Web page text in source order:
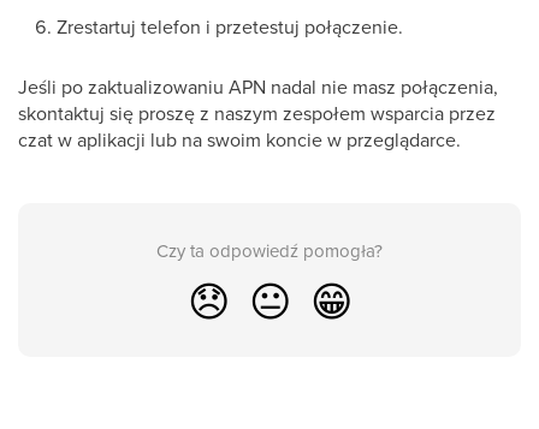
Zrestartuj telefon i przetestuj połączenie.
Jeśli po zaktualizowaniu APN nadal nie masz połączenia,
skontaktuj się proszę z naszym zespołem wsparcia przez
czat w aplikacji lub na swoim koncie w przeglądarce.
Czy ta odpowiedź pomogła?
😞 😐 😁